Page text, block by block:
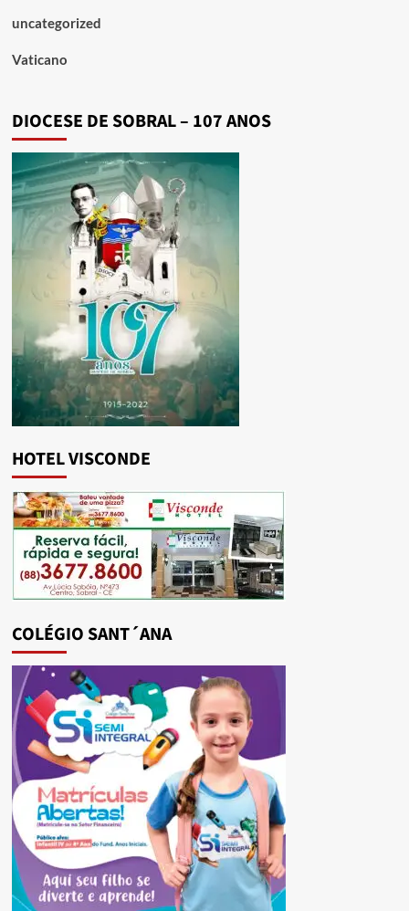
uncategorized
Vaticano
DIOCESE DE SOBRAL – 107 ANOS
HOTEL VISCONDE
COLÉGIO SANT´ANA